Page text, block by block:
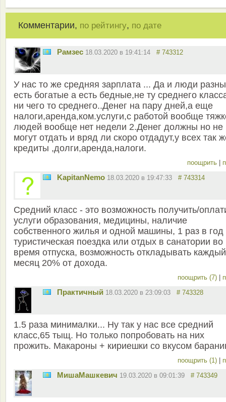
Комментарии, по рейтингу, по дате
Рамзес 18.03.2020 в 19:41:14 # 743312
У нас то же средняя зарплата ... Да и люди
есть богатые а есть бедные,не ту среднего
ни чего то среднего..Денег на пару дней,а еще
налоги,аренда,ком.услуги,с работой вообще
людей вообще нет недели 2.Денег должны но не
могут отдать и вряд ли скоро отдадут,у всех так
кредиты ,долги,аренда,налоги.
поощрить
KapitanNemo 18.03.2020 в 19:47:33 # 743314
Средний класс - это возможность получить/
услуги образования, медицины, наличие
собственного жилья и одной машины, 1 раз в год
туристическая поездка или отдых в санатории во
время отпуска, возможность откладывать каждый
месяц 20% от дохода.
поощрить (7)
Практичный 18.03.2020 в 23:09:03 # 743328
1.5 раза минималки... Ну так у нас все средний
класс,65 тыщ. Но только попробовать на них
прожить. Макароны + кириешки со вкусом
поощрить (1)
MишаМашкевич 19.03.2020 в 09:01:39 # 743349